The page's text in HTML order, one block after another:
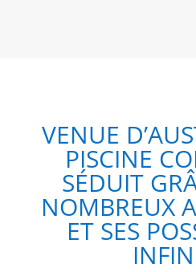
VENUE
PISCINE
SÉDUIT
NOMBREUX
ET SES